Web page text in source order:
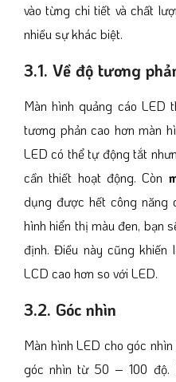
vào từng chi tiết và chất
nhiều sự khác biệt.
3.1. Về độ tương
Màn hình quảng cáo LED
tương phản cao hơn màn
LED có thể tự động tắt
cần thiết hoạt động. Còn
dụng được hết công năng
hình hiển thị màu đen, bạn
định. Điều này cũng khiến
LCD cao hơn so với LED.
3.2. Góc nhìn
Màn hình LED cho góc
góc nhìn từ 50 – 100 độ.